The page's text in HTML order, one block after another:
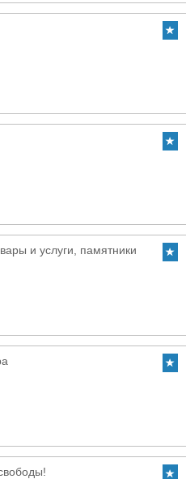
и услуги, памятники